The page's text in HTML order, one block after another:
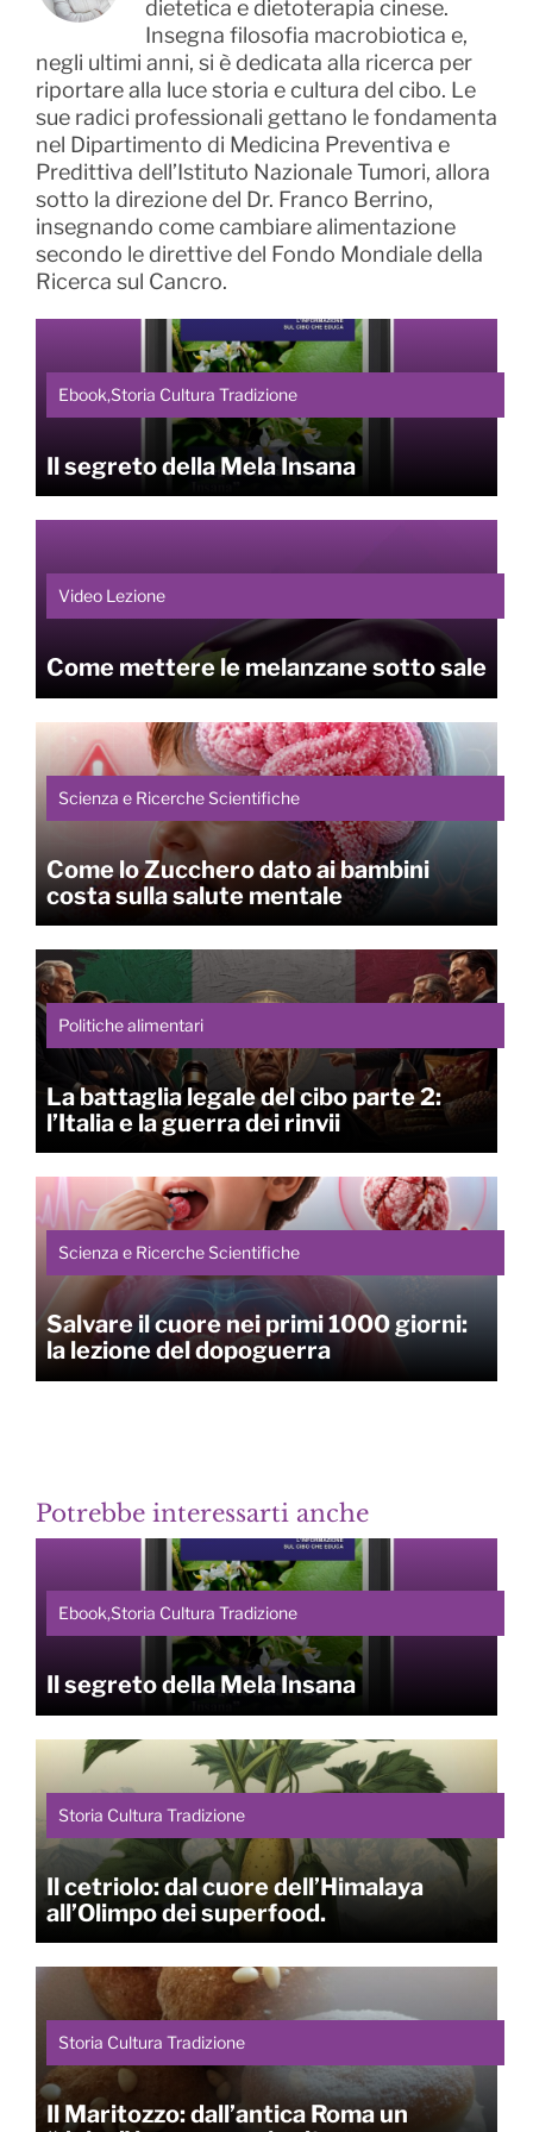
dietetica e dietoterapia cinese.
Insegna filosofia macrobiotica e,
negli ultimi anni, si è dedicata alla ricerca per
riportare alla luce storia e cultura del cibo. Le
sue radici professionali gettano le fondamenta
nel Dipartimento di Medicina Preventiva e
Predittiva dell’Istituto Nazionale Tumori, allora
sotto la direzione del Dr. Franco Berrino,
insegnando come cambiare alimentazione
secondo le direttive del Fondo Mondiale della
Ricerca sul Cancro.
Ebook,Storia Cultura Tradizione
Il segreto della Mela Insana
Video Lezione
Come mettere le melanzane sotto sale
Scienza e Ricerche Scientifiche
Come lo Zucchero dato ai bambini
costa sulla salute mentale
Politiche alimentari
La battaglia legale del cibo parte 2:
l’Italia e la guerra dei rinvii
Scienza e Ricerche Scientifiche
Salvare il cuore nei primi 1000 giorni:
la lezione del dopoguerra
Potrebbe interessarti anche
Ebook,Storia Cultura Tradizione
Il segreto della Mela Insana
Storia Cultura Tradizione
Il cetriolo: dal cuore dell’Himalaya
all’Olimpo dei superfood.
Storia Cultura Tradizione
Il Maritozzo: dall’antica Roma un